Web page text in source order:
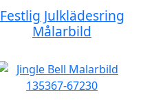
Festlig Julklädesring
Målarbild